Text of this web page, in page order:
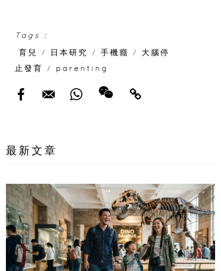
Tags :
育兒
/ 日本研究 / 手機癮 /
大腦停
止發育
/ parenting
最新文章